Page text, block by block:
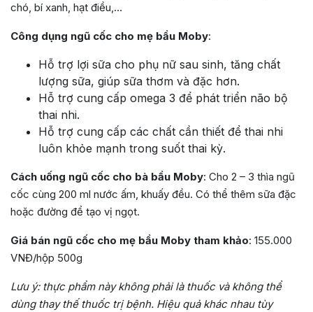
chó, bí xanh, hạt điều,…
Công dụng ngũ cốc cho mẹ bầu Moby:
Hỗ trợ lợi sữa cho phụ nữ sau sinh, tăng chất
lượng sữa, giúp sữa thơm và đặc hơn.
Hỗ trợ cung cấp omega 3 để phát triển não bộ
thai nhi.
Hỗ trợ cung cấp các chất cần thiết để thai nhi
luôn khỏe mạnh trong suốt thai kỳ.
Cách uống ngũ cốc cho bà bầu Moby: Cho 2 – 3 thìa ngũ
cốc cùng 200 ml nước ấm, khuấy đều. Có thể thêm sữa đặc
hoặc đường để tạo vị ngọt.
Giá bán ngũ cốc cho mẹ bầu Moby tham khảo: 155.000
VNĐ/hộp 500g
Lưu ý: thực phẩm này không phải là thuốc và không thể
dùng thay thế thuốc trị bệnh. Hiệu quả khác nhau tùy